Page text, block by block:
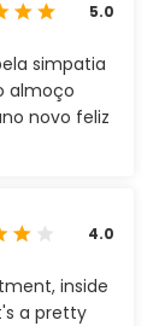
5.0
simpatia
almoço
novo feliz
4.0
inside
a pretty